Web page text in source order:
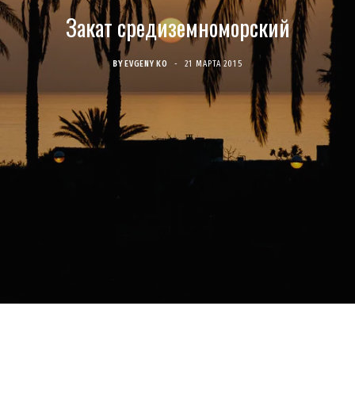
m r t
Закат средиземноморский
BY EVGENY KO 21 МАРТА 2015